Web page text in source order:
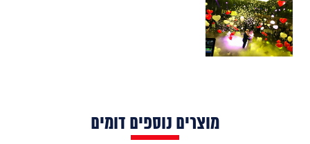
מוצרים נוספים דומים